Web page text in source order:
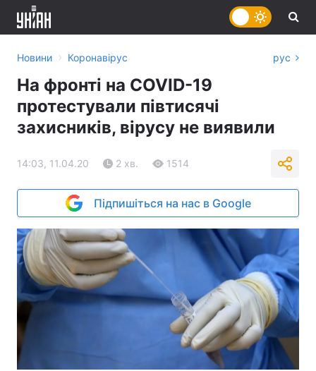
Новини › Коронавірус рус
На фронті на COVID-19
протестували півтисячі
захисників, вірусу не виявили
14:03, 11.04.20 2 хв. 1514
Підпишіться на нас в Google